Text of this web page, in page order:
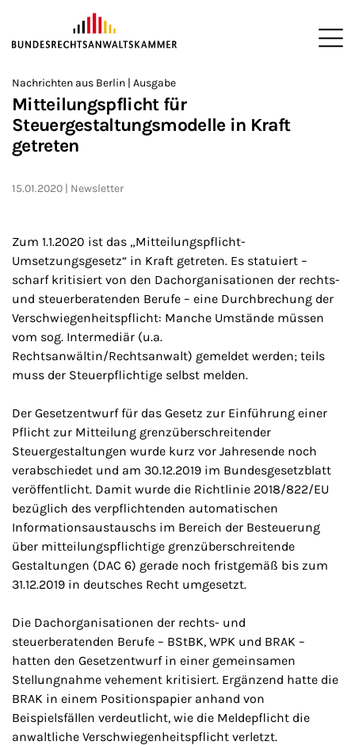
ZUM HAUPTINHALT SPRINGEN
Sie befinden sich hier:
>
Startseite
>
Newsroom
>
Newsletter
Nachrichten aus Berlin | Ausgabe
Mitteilungspflicht für
Steuergestaltungsmodelle in Kraft
getreten
15.01.2020 Newsletter
Zum 1.1.2020 ist das „Mitteilungspflicht-
Umsetzungsgesetz“ in Kraft getreten. Es statuiert –
scharf kritisiert von den Dachorganisationen der rechts-
und steuerberatenden Berufe – eine Durchbrechung der
Verschwiegenheitspflicht: Manche Umstände müssen
vom sog. Intermediär (u.a.
Rechtsanwältin/Rechtsanwalt) gemeldet werden; teils
muss der Steuerpflichtige selbst melden.
Der Gesetzentwurf für das Gesetz zur Einführung einer
Pflicht zur Mitteilung grenzüberschreitender
Steuergestaltungen wurde kurz vor Jahresende noch
verabschiedet und am 30.12.2019 im Bundesgesetzblatt
veröffentlicht. Damit wurde die Richtlinie 2018/822/EU
bezüglich des verpflichtenden automatischen
Informationsaustauschs im Bereich der Besteuerung
über mitteilungspflichtige grenzüberschreitende
Gestaltungen (DAC 6) gerade noch fristgemäß bis zum
31.12.2019 in deutsches Recht umgesetzt.
Die Dachorganisationen der rechts- und
steuerberatenden Berufe – BStBK, WPK und BRAK –
hatten den Gesetzentwurf in einer gemeinsamen
Stellungnahme vehement kritisiert. Ergänzend hatte die
BRAK in einem Positionspapier anhand von
Beispielsfällen verdeutlicht, wie die Meldepflicht die
anwaltliche Verschwiegenheitspflicht verletzt.